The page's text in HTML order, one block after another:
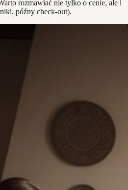
rozmawiać nie tylko o cenie, ale i
późny check-out).